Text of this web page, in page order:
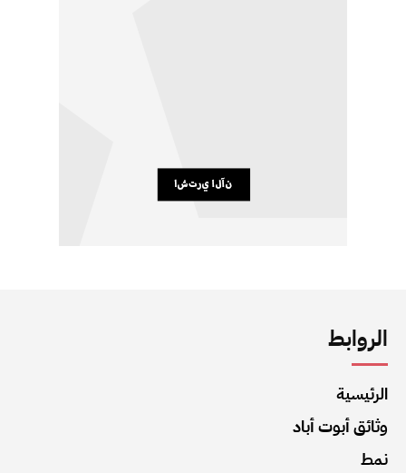
الروابط
الرئيسية
وثائق أبوت أباد
نمط